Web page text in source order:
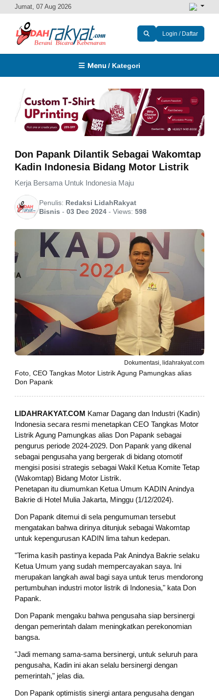
Jumat, 07 Aug 2026
Login / Daftar
Menu / Kategori
Don Papank Dilantik Sebagai Wakomtap
Kadin Indonesia Bidang Motor Listrik
Kerja Bersama Untuk Indonesia Maju
Penulis: Redaksi LidahRakyat
Bisnis - 03 Dec 2024 - Views: 598
Dokumentasi, lidahrakyat.com
Foto, CEO Tangkas Motor Listrik Agung Pamungkas alias
Don Papank
LIDAHRAKYAT.COM Kamar Dagang dan Industri (Kadin)
Indonesia secara resmi menetapkan CEO Tangkas Motor
Listrik Agung Pamungkas alias Don Papank sebagai
pengurus periode 2024-2029. Don Papank yang dikenal
sebagai pengusaha yang bergerak di bidang otomotif
mengisi posisi strategis sebagai Wakil Ketua Komite Tetap
(Wakomtap) Bidang Motor Listrik.
Penetapan itu diumumkan Ketua Umum KADIN Anindya
Bakrie di Hotel Mulia Jakarta, Minggu (1/12/2024).
Don Papank ditemui di sela pengumuman tersebut
mengatakan bahwa dirinya ditunjuk sebagai Wakomtap
untuk kepengurusan KADIN lima tahun kedepan.
"Terima kasih pastinya kepada Pak Anindya Bakrie selaku
Ketua Umum yang sudah mempercayakan saya. Ini
merupakan langkah awal bagi saya untuk terus mendorong
pertumbuhan industri motor listrik di Indonesia," kata Don
Papank.
Don Papank mengaku bahwa pengusaha siap bersinergi
dengan pemerintah dalam meningkatkan perekonomian
bangsa.
"Jadi memang sama-sama bersinergi, untuk seluruh para
pengusaha, Kadin ini akan selalu bersinergi dengan
pemerintah," jelas dia.
Don Papank optimistis sinergi antara pengusaha dengan